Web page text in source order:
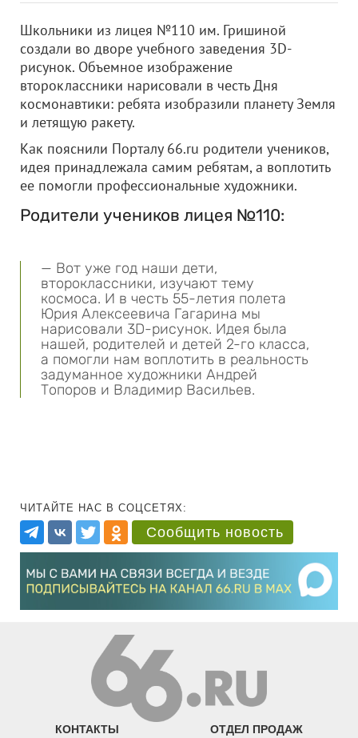
Школьники из лицея №110 им. Гришиной
создали во дворе учебного заведения 3D-
рисунок. Объемное изображение
второклассники нарисовали в честь Дня
космонавтики: ребята изобразили планету Земля
и летящую ракету.
Как пояснили Порталу 66.ru родители учеников,
идея принадлежала самим ребятам, а воплотить
ее помогли профессиональные художники.
Родители учеников лицея №110:
— Вот уже год наши дети,
второклассники, изучают тему
космоса. И в честь 55-летия полета
Юрия Алексеевича Гагарина мы
нарисовали 3D-рисунок. Идея была
нашей, родителей и детей 2-го класса,
а помогли нам воплотить в реальность
задуманное художники Андрей
Топоров и Владимир Васильев.
ЧИТАЙТЕ НАС В СОЦСЕТЯХ:
Сообщить новость
КОНТАКТЫ ОТДЕЛ ПРОДАЖ